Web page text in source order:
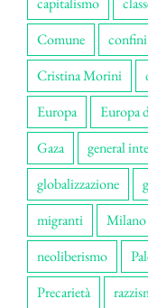
Comune
confini
Cristina Morini
Europa
Europa
Gaza
general
globalizzazione
migranti
Milano
neoliberismo
Precarietà